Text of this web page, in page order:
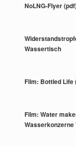
NoLNG-Flyer
Wassertisch
Film: Bottled Life
Film: Water
Wasserkonzerne